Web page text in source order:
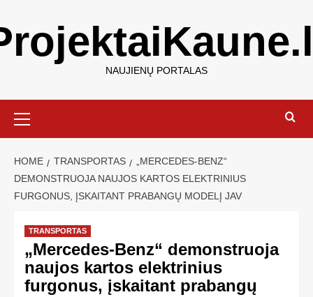
NAUJIENŲ PORTALAS
HOME TRANSPORTAS
„MERCEDES-BENZ“
DEMONSTRUOJA NAUJOS KARTOS ELEKTRINIUS
FURGONUS, ĮSKAITANT PRABANGŲ MODELĮ JAV
TRANSPORTAS
„Mercedes-Benz“ demonstruoja
naujos kartos elektrinius
furgonus, įskaitant prabangų